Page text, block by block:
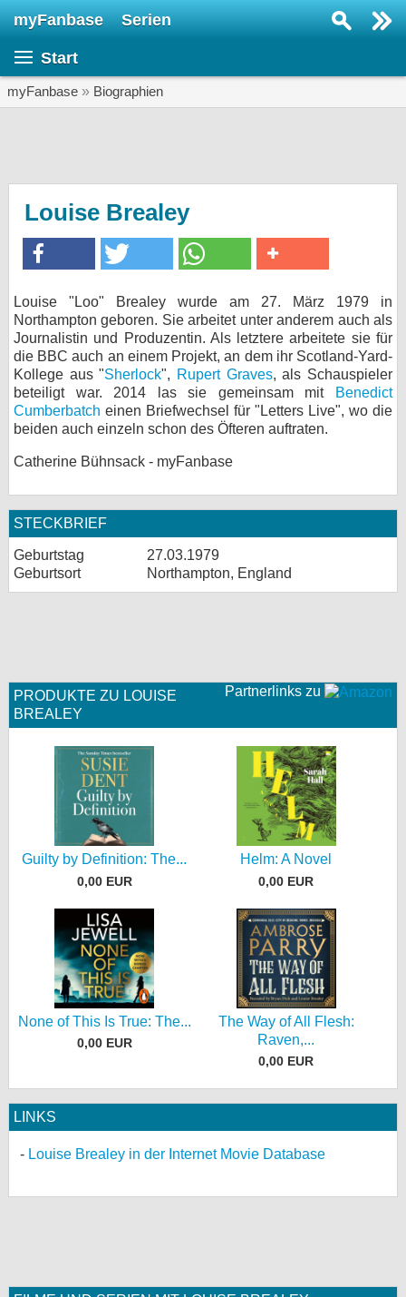
myFanbase Serien
Start
myFanbase » Biographien
Louise Brealey
Louise "Loo" Brealey wurde am 27. März 1979 in
Northampton geboren. Sie arbeitet unter anderem auch als
Journalistin und Produzentin. Als letztere arbeitete sie für
die BBC auch an einem Projekt, an dem ihr Scotland-Yard-
Kollege aus "Sherlock", Rupert Graves, als Schauspieler
beteiligt war. 2014 las sie gemeinsam mit
Benedict
Cumberbatch einen Briefwechsel für "Letters Live", wo die
beiden auch einzeln schon des Öfteren auftraten.
Catherine Bühnsack - myFanbase
STECKBRIEF
Geburtstag
27.03.1979
Geburtsort
Northampton, England
Partnerlinks zu
PRODUKTE ZU LOUISE
BREALEY
Guilty by Definition: The...
0,00 EUR
Helm: A Novel
0,00 EUR
None of This Is True: The...
0,00 EUR
The Way of All Flesh:
Raven,...
0,00 EUR
LINKS
Louise Brealey in der Internet Movie Database
Veranstaltungen
KULTUR
Specials
SERVICE
Gewinnspiele
Forum
bei X
bei Facebook
Nutzungsbedingungen
Impressum